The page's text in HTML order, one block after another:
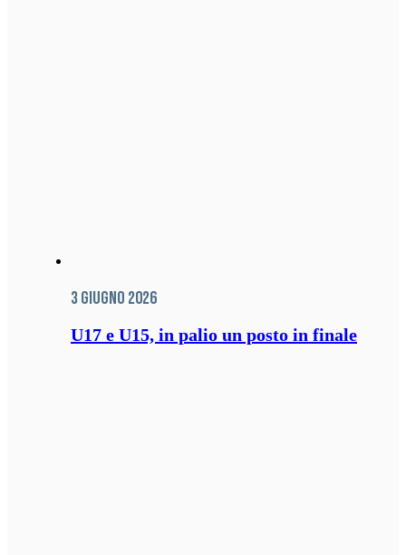
3 Giugno 2026
U17 e U15, in palio un posto in finale